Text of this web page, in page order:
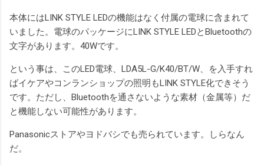
本体にはLINK STYLE LEDの機能はなく付属の電球に含まれて
いました。電球のパッケージにLINK STYLE LEDとBluetoothの
文字があります。40Wです。
という事は、このLED電球、LDA5L-G/K40/BT/W、を入手すれ
ばイケアやコンランショップの照明もLINK STYLE化できそう
です。ただし、Bluetoothを通さないような素材（金属等）だ
と機能しない可能性があります。
Panasonicストアやヨドバシでも売られています。しらなん
だ。